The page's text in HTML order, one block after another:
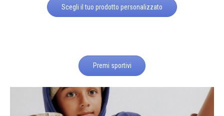
Scegli il tuo prodotto personalizzato
Premi sportivi